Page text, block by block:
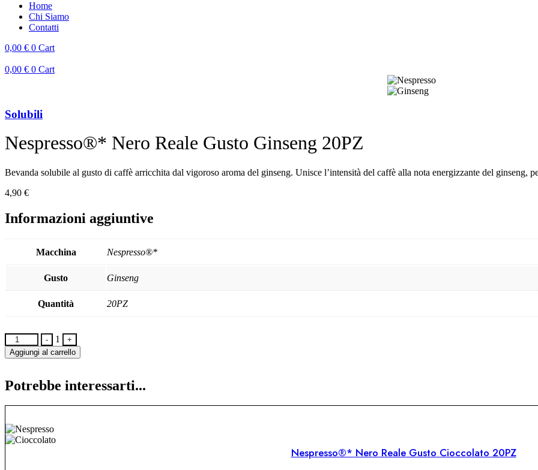
Home
Chi Siamo
Contatti
0,00 € 0 Cart
0,00 € 0 Cart
Solubili
Nespresso®* Nero Reale Gusto Ginseng 20PZ
Bevanda solubile al gusto di caffè arricchita dal vigoroso aroma del ginseng. Unisce l’intensità del caffè alla nota energizzante del ginseng,
4,90 €
Informazioni aggiuntive
Macchina Nespresso®*
Gusto Ginseng
Quantità 20PZ
Quantity
- 1
+
Aggiungi al carrello
Potrebbe interessarti...
Nespresso®* Nero Reale Gusto Cioccolato 20PZ